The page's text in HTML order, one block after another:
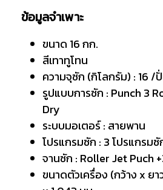
ข้อมูลจำเพาะ
ขนาด 16 กก.
สีเทาทูโทน
ความจุซัก (กิโลกรัม) : 16 /
รูปแบบการซัก : Punch 3
Dry
ระบบมอเตอร์ : สายพาน
โปรแกรมซัก : 3 โปรแกรมซั
จานซัก : Roller Jet Puch
ขนาดตัวเครื่อง (กว้าง x ย